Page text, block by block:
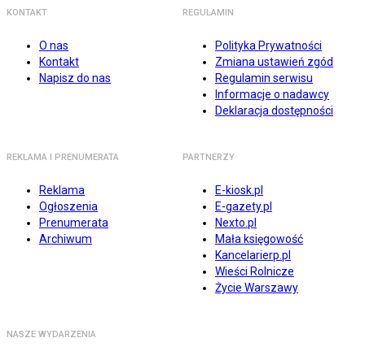
KONTAKT
O nas
Kontakt
Napisz do nas
REGULAMIN
Polityka Prywatności
Zmiana ustawień zgód
Regulamin serwisu
Informacje o nadawcy
Deklaracja dostępności
REKLAMA I PRENUMERATA
Reklama
Ogłoszenia
Prenumerata
Archiwum
PARTNERZY
E-kiosk.pl
E-gazety.pl
Nexto.pl
Mała księgowość
Kancelarierp.pl
Wieści Rolnicze
Życie Warszawy
NASZE WYDARZENIA